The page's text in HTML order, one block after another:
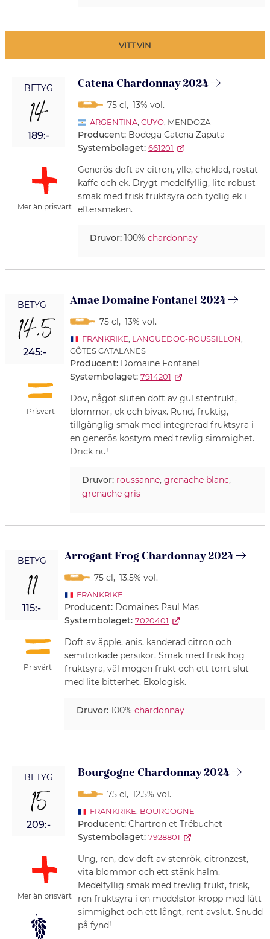
VITT VIN
BETYG
14
189:-
Mer än prisvärt
Catena Chardonnay 2024
75 cl, 13% vol.
ARGENTINA, CUYO, MENDOZA
Producent: Bodega Catena Zapata
Systembolaget: 661201
Generös doft av citron, ylle, choklad, rostat
kaffe och ek. Drygt medelfyllig, lite robust
smak med frisk fruktsyra och tydlig ek i
eftersmaken.
Druvor:100% chardonnay
BETYG
14,5
245:-
Prisvärt
Amae Domaine Fontanel 2024
75 cl, 13% vol.
FRANKRIKE LANGUEDOC-ROUSSILLON
CÔTES CATALANES
Producent: Domaine Fontanel
Systembolaget: 7914201
Dov, något sluten doft av gul stenfrukt,
blommor, ek och bivax. Rund, fruktig,
tillgänglig smak med integrerad fruktsyra i
en generös kostym med trevlig simmighet.
Drick nu!
Druvor: roussanne, grenache blanc,
grenache gris
BETYG
11
115:-
Prisvärt
Arrogant Frog Chardonnay 2024
75 cl, 13.5% vol.
FRANKRIKE
Producent: Domaines Paul Mas
Systembolaget: 7020401
Doft av äpple, anis, kanderad citron och
semitorkade persikor. Smak med frisk hög
fruktsyra, väl mogen frukt och ett torrt slut
med lite bitterhet. Ekologisk.
Druvor:100% chardonnay
BETYG
15
209:-
Mer än prisvärt
Bourgogne Chardonnay 2024
75 cl, 12.5% vol.
FRANKRIKE BOURGOGNE
Producent: Chartron et Trébuchet
Systembolaget: 7928801
Ung, ren, dov doft av stenrök, citronzest,
vita blommor och ett stänk halm.
Medelfyllig smak med trevlig frukt, frisk,
ren fruktsyra i en medelstor kropp med lätt
simmighet och ett långt, rent avslut. Snudd
på fynd!